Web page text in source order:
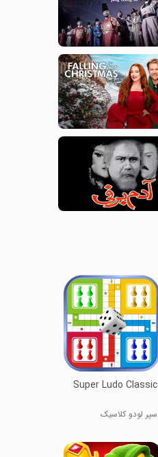
Super Ludo Classic
سپر لودو کلاسیک